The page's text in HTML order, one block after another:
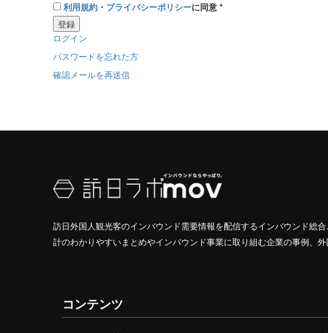
利用規約 ・ プライバシーポリシーに同意 *
登録
ログイン
パスワードを忘れた方
確認メールを再送信
訪日外国人観光客のインバウンド需要情報を配信するインバウンド総
計のわかりやすいまとめやインバウンド事業に取り組む企業の事例、
コンテンツ